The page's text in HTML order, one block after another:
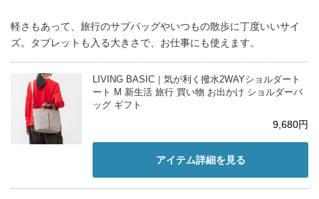
軽さもあって、旅行のサブバッグやいつもの散歩に丁度いいサイ
ズ。タブレットも入る大きさで、お仕事にも使えます。
LIVING BASIC｜気が利く撥水2WAYショルダート
ート M 新生活 旅行 買い物 お出かけ ショルダーバ
ッグ ギフト
9,680円
アイテム詳細を見る